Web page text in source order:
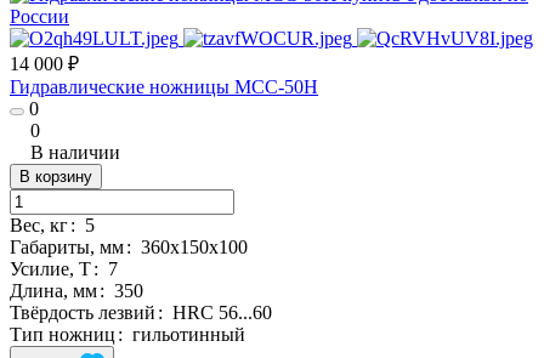
14 000 ₽
Гидравлические ножницы MCC-50H
0
0
В наличии
В корзину
Вес, кг: 5
Габариты, мм: 360х150х100
Усилие, Т: 7
Длина, мм: 350
Твёрдость лезвий : HRC 56...60
Тип ножниц : гильотинный